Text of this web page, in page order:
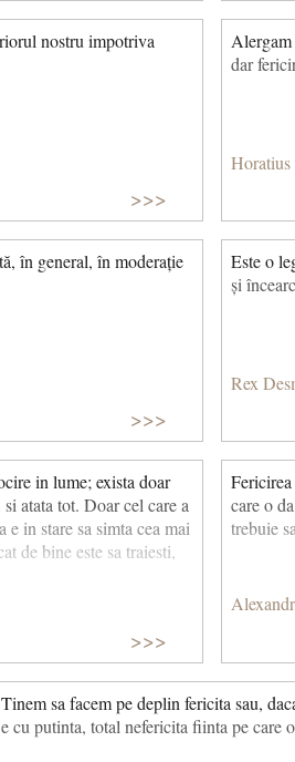
nostru impotriva
>>>
Alergam
dar
Horatius
în general, în moderație
>>>
Este o
și
Rex
in lume; exista doar
atata tot. Doar cel care a
in stare sa simta cea mai
de bine este sa traiesti,
>>>
care o
trebuie
Tinem sa facem pe deplin fericita sau,
e cu putinta, total nefericita fiinta pe care